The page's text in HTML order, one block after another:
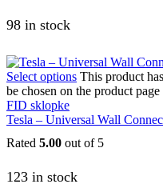
98 in stock
Select options This product
be chosen on the product page
FID sklopke
Tesla – Universal Wall
Rated 5.00 out of 5
123 in stock